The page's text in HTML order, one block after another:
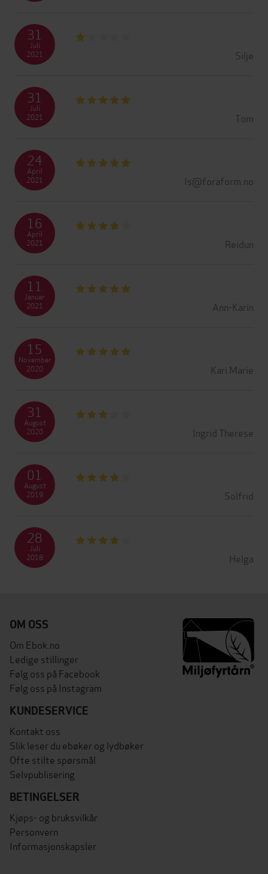
Silje
31
Juli
2021
Tom
31
Juli
2021
Is@foraform.no
24
April
2021
Reidun
16
April
2021
Ann-Karin
11
Januar
2021
Kari Marie
15
November
2020
Ingrid Therese
31
August
2020
Solfrid
01
August
2019
Helga
28
Juli
2018
OM OSS
Om Ebok.no
Ledige stillinger
Følg oss på Facebook
Følg oss på Instagram
KUNDESERVICE
Kontakt oss
Slik leser du ebøker og lydbøker
Ofte stilte spørsmål
Selvpublisering
BETINGELSER
Kjøps- og bruksvilkår
Personvern
Informasjonskapsler